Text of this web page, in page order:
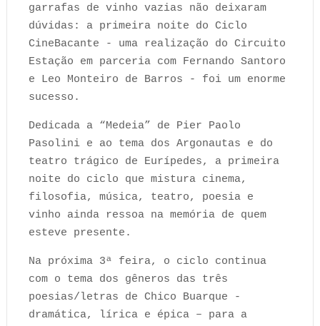
garrafas de vinho vazias não deixaram
dúvidas: a primeira noite do Ciclo
CineBacante - uma realização do Circuito
Estação em parceria com Fernando Santoro
e Leo Monteiro de Barros - foi um enorme
sucesso.
Dedicada a “Medeia” de Pier Paolo
Pasolini e ao tema dos Argonautas e do
teatro trágico de Eurípedes, a primeira
noite do ciclo que mistura cinema,
filosofia, música, teatro, poesia e
vinho ainda ressoa na memória de quem
esteve presente.
Na próxima 3ª feira, o ciclo continua
com o tema dos gêneros das três
poesias/letras de Chico Buarque -
dramática, lírica e épica – para a